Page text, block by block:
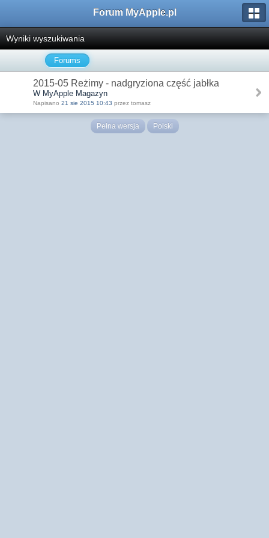
Forum MyApple.pl
Wyniki wyszukiwania
Forums
2015-05 Reżimy - nadgryziona część jabłka
W MyApple Magazyn
Napisano 21 sie 2015 10:43 przez tomasz
Pełna wersja Polski